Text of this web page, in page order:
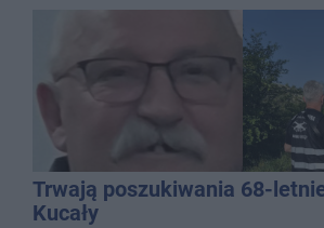
Trwają poszukiwania 68-
Kucały